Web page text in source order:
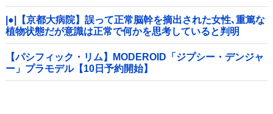
|●|【京都大病院】誤って正常脳幹を摘出された女性､重篤な
植物状態だが意識は正常で何かを思考していると判明
【パシフィック・リム】MODEROID「ジプシー・デンジャ
ー」プラモデル【10日予約開始】